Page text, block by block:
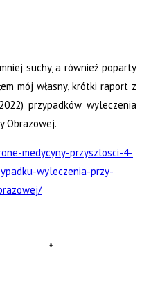
suchy, a również poparty
mój własny, krótki raport z
przypadków wyleczenia
Obrazowej.
medycyny-przyszlosci-4-
wyleczenia-przy-
*